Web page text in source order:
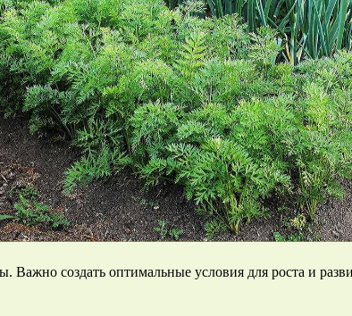
создать оптимальные условия для роста и